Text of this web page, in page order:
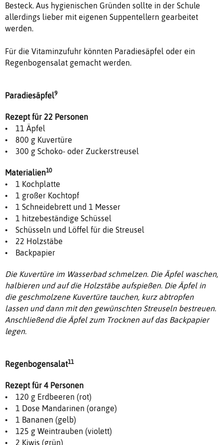
Besteck. Aus hygienischen Gründen sollte in der Schule
allerdings lieber mit eigenen Suppentellern gearbeitet
werden.
Für die Vitaminzufuhr könnten Paradiesäpfel oder ein
Regenbogensalat gemacht werden.
Paradiesäpfel9
Rezept für 22 Personen
• 11 Äpfel
• 800 g Kuvertüre
• 300 g Schoko- oder Zuckerstreusel
Materialien10
• 1 Kochplatte
• 1 großer Kochtopf
• 1 Schneidebrett und 1 Messer
• 1 hitzebeständige Schüssel
• Schüsseln und Löffel für die Streusel
• 22 Holzstäbe
• Backpapier
Die Kuvertüre im Wasserbad schmelzen. Die Äpfel waschen,
halbieren und auf die Holzstäbe aufspießen. Die Äpfel in
die geschmolzene Kuvertüre tauchen, kurz abtropfen
lassen und dann mit den gewünschten Streuseln bestreuen.
Anschließend die Äpfel zum Trocknen auf das Backpapier
legen.
Regenbogensalat11
Rezept für 4 Personen
• 120 g Erdbeeren (rot)
• 1 Dose Mandarinen (orange)
• 1 Bananen (gelb)
• 125 g Weintrauben (violett)
• 2 Kiwis (grün)